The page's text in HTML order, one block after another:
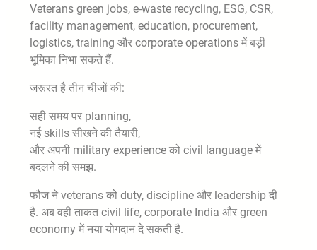
Veterans green jobs, e-waste recycling, ESG, CSR,
facility management, education, procurement,
logistics, training और corporate operations में बड़ी
भूमिका निभा सकते हैं.
जरूरत है तीन चीजों की:
सही समय पर planning,
नई skills सीखने की तैयारी,
और अपनी military experience को civil language में
बदलने की समझ.
फौज ने veterans को duty, discipline और leadership दी
है. अब वही ताकत civil life, corporate India और green
economy में नया योगदान दे सकती है.